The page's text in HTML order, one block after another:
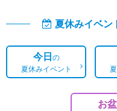
夏休みイベン
今日の
夏休みイベント
お